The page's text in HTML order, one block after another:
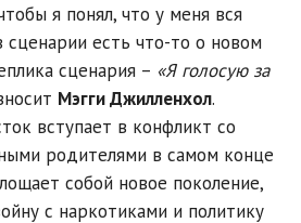
я понял, что у меня вся
сценарии есть что-то о новом
сценария – «Я голосую за
Мэгги Джилленхол.
вступает в конфликт со
родителями в самом конце
собой новое поколение,
с наркотиками и политику